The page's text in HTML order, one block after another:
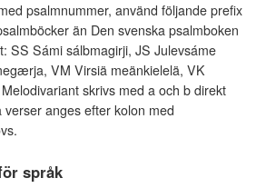
psalmnummer, använd följande prefix
än Den svenska psalmboken
SS Sámi sálbmagirji, JS Julevsáme
VM Virsiä meänkielelä, VK
skrivs med a och b direkt
anges efter kolon med
språk